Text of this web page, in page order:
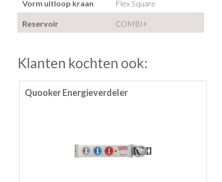
Vorm uitloop kraan Flex Square
Reservoir COMBI+
Klanten kochten ook:
Quooker Energieverdeler